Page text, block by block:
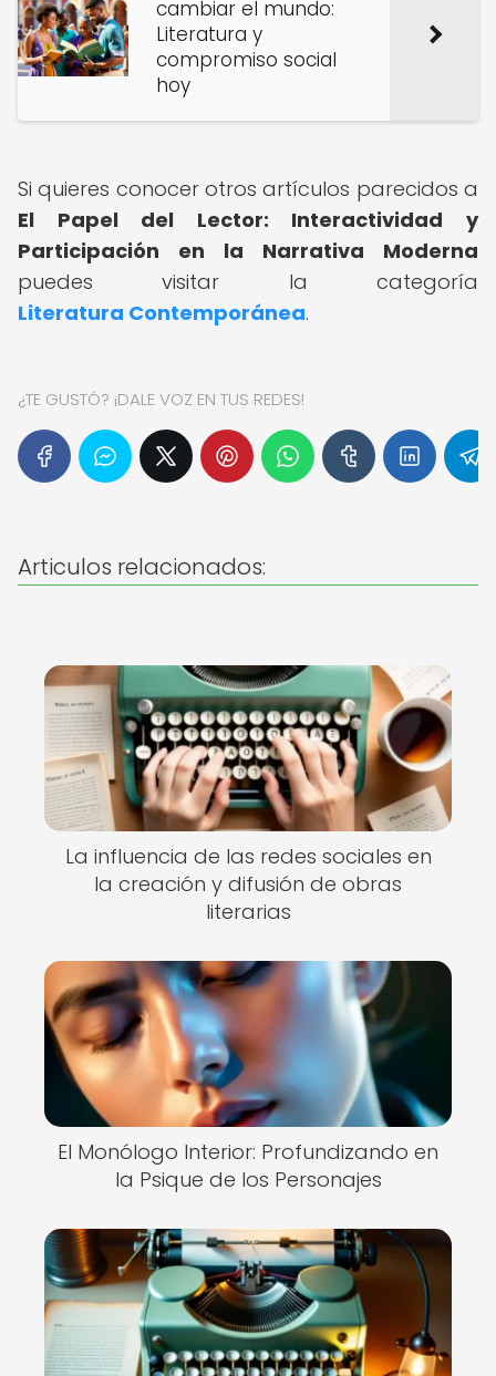
cambiar el mundo:
Literatura y
compromiso social
hoy
Si quieres conocer otros artículos parecidos a
El Papel del Lector: Interactividad y
Participación en la Narrativa Moderna
puedes visitar la categoría
Literatura Contemporánea.
¿TE GUSTÓ? ¡DALE VOZ EN TUS REDES!
Articulos relacionados:
La influencia de las redes sociales en
la creación y difusión de obras
literarias
El Monólogo Interior: Profundizando en
la Psique de los Personajes